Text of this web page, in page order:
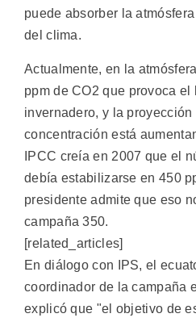
puede absorber la
del clima.
Actualmente, en la
ppm de CO2 que provoca el
invernadero, y la
concentración está
IPCC creía en 2007 que el
debía estabilizarse en 450
presidente admite que eso
campaña 350.
[related_articles]
En diálogo con IPS, el
coordinador de la campaña
explicó que "el objetivo de